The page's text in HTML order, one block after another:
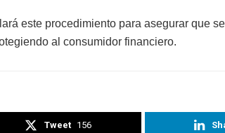
este procedimiento para asegurar que
al consumidor financiero.
Tweet 156